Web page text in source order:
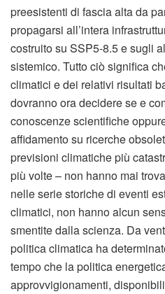
preesistenti di fascia alta da
propagarsi all’intera
costruito su SSP5-8.5 e sugli
sistemico. Tutto ciò significa
climatici e dei relativi risultati
dovranno ora decidere se e
conoscenze scientifiche
affidamento su ricerche
previsioni climatiche più
più volte – non hanno mai
nelle serie storiche di eventi
climatici, non hanno alcun
smentite dalla scienza. Da
politica climatica ha
tempo che la politica
approvvigionamenti,